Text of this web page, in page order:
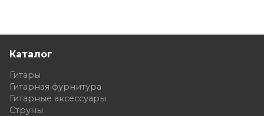
Каталог
Гитары
Гитарная фурнитура
Гитарные аксессуары
Струны